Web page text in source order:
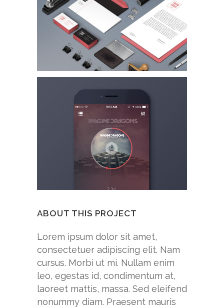
ABOUT THIS PROJECT
Lorem ipsum dolor sit amet,
consectetuer adipiscing elit. Nam
cursus. Morbi ut mi. Nullam enim
leo, egestas id, condimentum at,
laoreet mattis, massa. Sed eleifend
nonummy diam. Praesent mauris